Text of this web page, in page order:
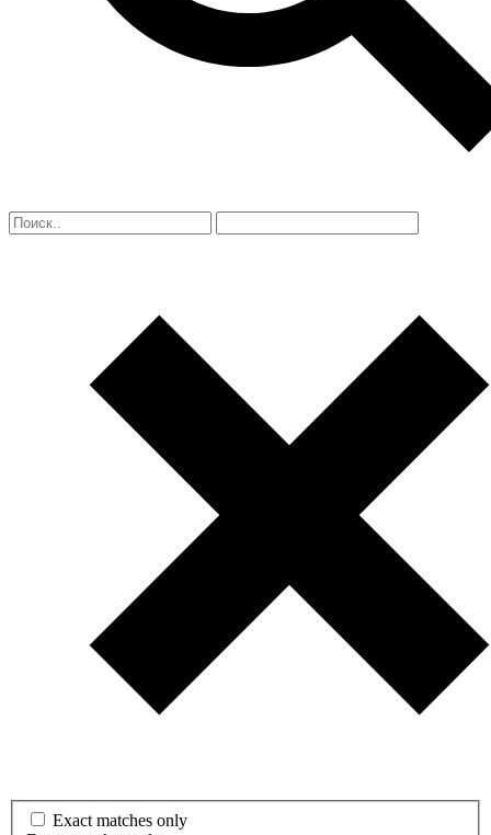
Exact matches only